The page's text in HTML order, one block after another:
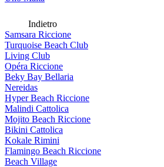
Indietro
Samsara Riccione
Turquoise Beach Club
Living Club
Opéra Riccione
Beky Bay Bellaria
Nereidas
Hyper Beach Riccione
Malindi Cattolica
Mojito Beach Riccione
Bikini Cattolica
Kokale Rimini
Flamingo Beach Riccione
Beach Village